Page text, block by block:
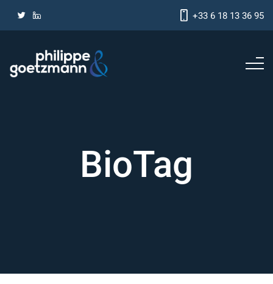
+33 6 18 13 36 95
BioTag